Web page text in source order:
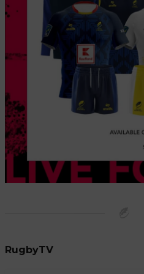
RugbyTV